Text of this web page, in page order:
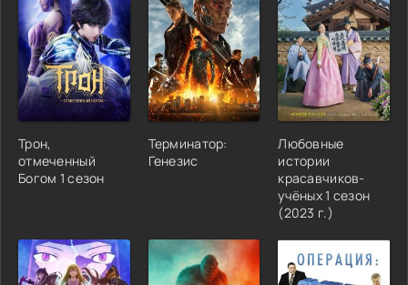
Трон,
отмеченный
Богом 1 сезон
Терминатор:
Генезис
Любовные
истории
красавчиков-
учёных 1 сезон
(2023 г.)